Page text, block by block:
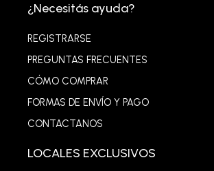
¿Necesitás ayuda?
REGISTRARSE
PREGUNTAS FRECUENTES
CÓMO COMPRAR
FORMAS DE ENVÍO Y PAGO
CONTACTANOS
LOCALES EXCLUSIVOS